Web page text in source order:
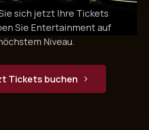
sich jetzt Ihre Tickets
Sie Entertainment auf
Niveau.
Tickets buchen